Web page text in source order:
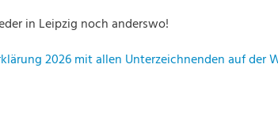
in Leipzig noch anderswo!
2026 mit allen Unterzeichnenden auf der